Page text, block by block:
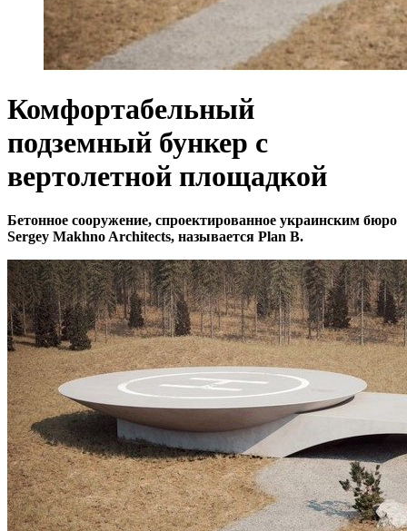
Комфортабельный
подземный бункер с
вертолетной площадкой
Бетонное сооружение, спроектированное украинским бюро
Sergey Makhno Architects, называется Plan B.